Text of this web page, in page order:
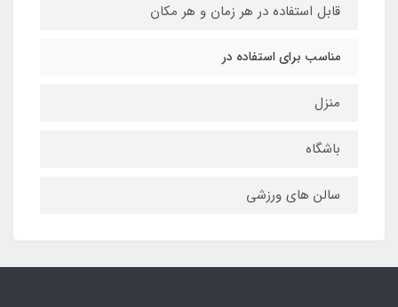
قابل استفاده در هر زمان و هر مکان
مناسب برای استفاده در
منزل
باشگاه
سالن های ورزشی